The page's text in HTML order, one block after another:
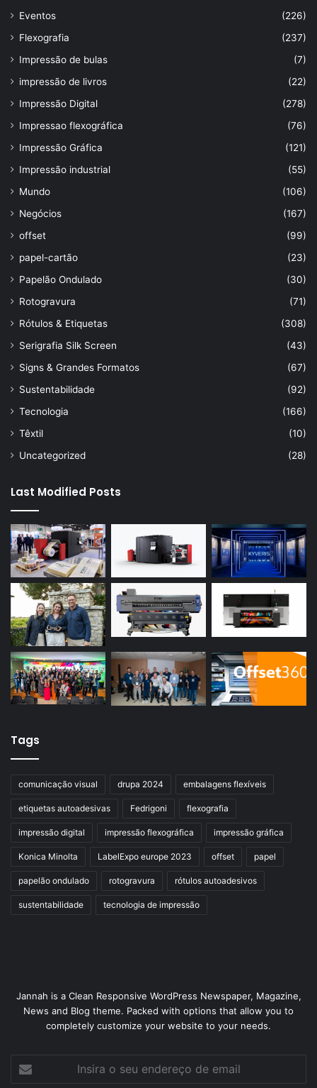
Eventos
(226)
Flexografia
(237)
Impressão de bulas
(7)
impressão de livros
(22)
Impressão Digital
(278)
Impressao flexográfica
(76)
Impressão Gráfica
(121)
Impressão industrial
(55)
Mundo
(106)
Negócios
(167)
offset
(99)
papel-cartão
(23)
Papelão Ondulado
(30)
Rotogravura
(71)
Rótulos & Etiquetas
(308)
Serigrafia Silk Screen
(43)
Signs & Grandes Formatos
(67)
Sustentabilidade
(92)
Tecnologia
(166)
Têxtil
(10)
Uncategorized
(28)
Last Modified Posts
Tags
comunicação visual drupa 2024 embalagens flexíveis
etiquetas autoadesivas Fedrigoni flexografia
impressão digital impressão flexográfica impressão gráfica
Konica Minolta LabelExpo europe 2023 offset papel
papelão ondulado rotogravura rótulos autoadesivos
sustentabilidade tecnologia de impressão
Jannah is a Clean Responsive WordPress Newspaper, Magazine,
News and Blog theme. Packed with options that allow you to
completely customize your website to your needs.